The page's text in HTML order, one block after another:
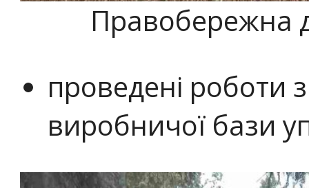
Правобережна
проведені роботи
виробничої бази